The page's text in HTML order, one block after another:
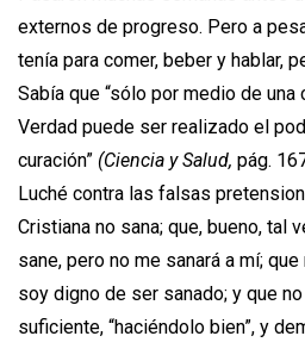
externos de progreso. Pero a
tenía para comer, beber y hablar,
Sabía que “sólo por medio de una
Verdad puede ser realizado el
curación” (Ciencia y Salud, pág.
Luché contra las falsas
Cristiana no sana; que, bueno, tal
sane, pero no me sanará a mí;
soy digno de ser sanado; y que
suficiente, “haciéndolo bien”, y